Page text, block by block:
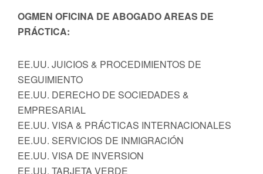
OGMEN OFICINA DE ABOGADO AREAS DE
PRÁCTICA:
EE.UU. JUICIOS & PROCEDIMIENTOS DE
SEGUIMIENTO
EE.UU. DERECHO DE SOCIEDADES &
EMPRESARIAL
EE.UU. VISA & PRÁCTICAS INTERNACIONALES
EE.UU. SERVICIOS DE INMIGRACIÓN
EE.UU. VISA DE INVERSION
EE.UU. TARJETA VERDE